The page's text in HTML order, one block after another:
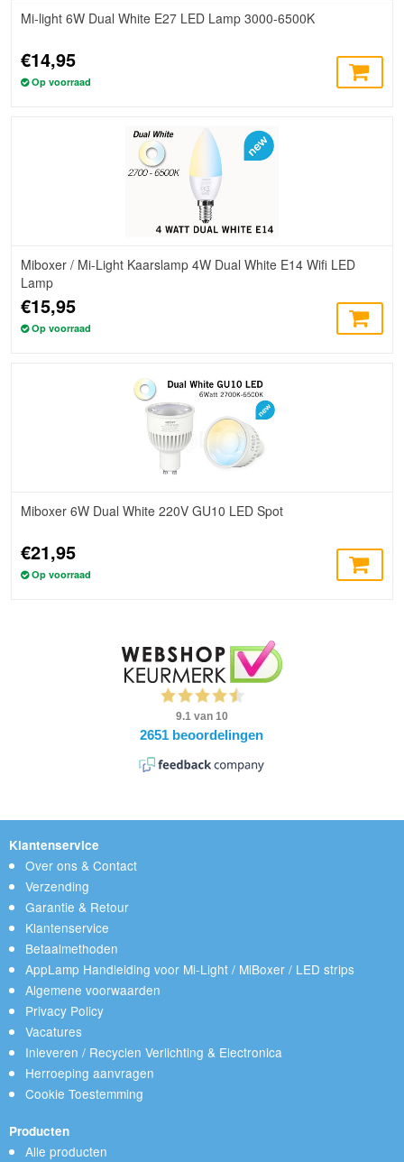
Mi-light 6W Dual White E27 LED Lamp 3000-6500K
€14,95
Op voorraad
Miboxer / Mi-Light Kaarslamp 4W Dual White E14 Wifi LED
Lamp
€15,95
Op voorraad
Miboxer 6W Dual White 220V GU10 LED Spot
€21,95
Op voorraad
Klantenservice
Over ons & Contact
Verzending
Garantie & Retour
Klantenservice
Betaalmethoden
AppLamp Handleiding voor Mi-Light / MiBoxer / LED strips
Algemene voorwaarden
Privacy Policy
Vacatures
Inleveren / Recyclen Verlichting & Electronica
Herroeping aanvragen
Cookie Toestemming
Producten
Alle producten